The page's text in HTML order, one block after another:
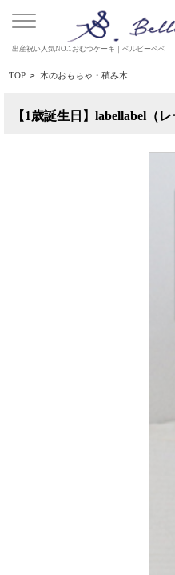
出産祝い人気NO.1おむつケーキ｜ベルビーベベ
TOP > 木のおもちゃ・積み木
【1歳誕生日】labellabel（